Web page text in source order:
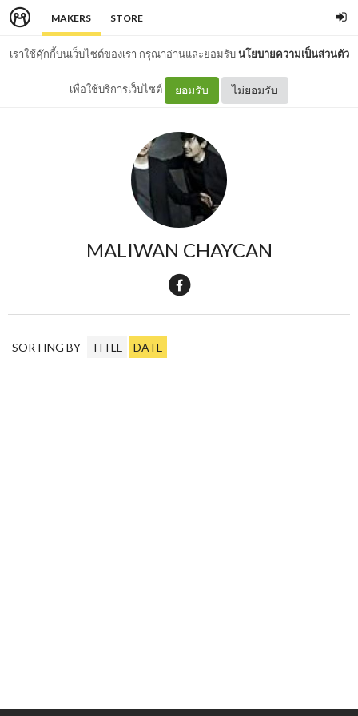
MAKERS STORE
เราใช้คุ๊กกี้บนเว็บไซต์ของเรา กรุณาอ่านและยอมรับนโยบายความเป็นส่วนตัว
เพื่อใช้บริการเว็บไซต์ ยอมรับ ไม่ยอมรับ
MALIWAN CHAYCAN
SORTING BY TITLE DATE